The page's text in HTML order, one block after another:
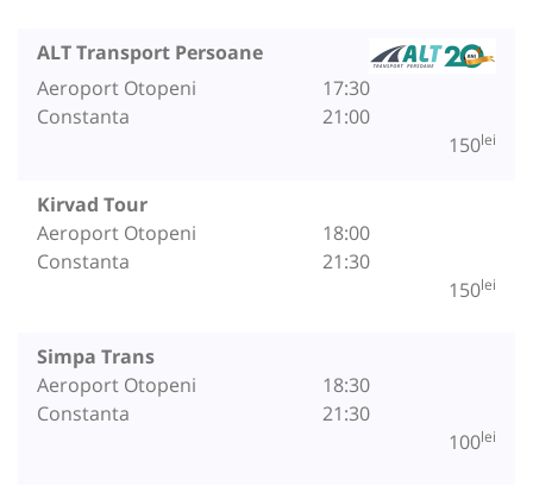
ALT Transport Persoane
Aeroport Otopeni
Constanta
17:30
21:00
150lei
Kirvad Tour
Aeroport Otopeni
Constanta
18:00
21:30
150lei
Simpa Trans
Aeroport Otopeni
Constanta
18:30
21:30
100lei